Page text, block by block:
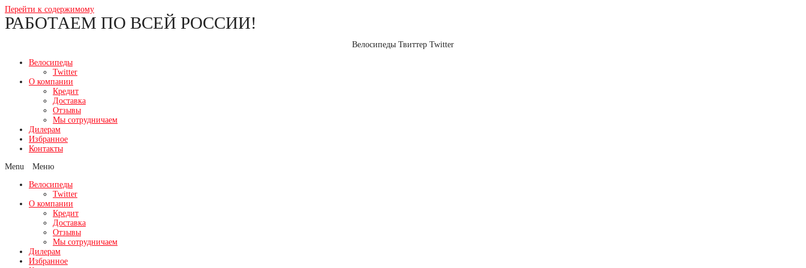
Перейти к содержимому
РАБОТАЕМ ПО ВСЕЙ РОССИИ!
Велосипеды Твиттер Twitter
Велосипеды
Twitter
О компании
Кредит
Доставка
Отзывы
Мы сотрудничаем
Дилерам
Избранное
Контакты
Menu
Велосипеды
Twitter
О компании
Кредит
Доставка
Отзывы
Мы сотрудничаем
Дилерам
Избранное